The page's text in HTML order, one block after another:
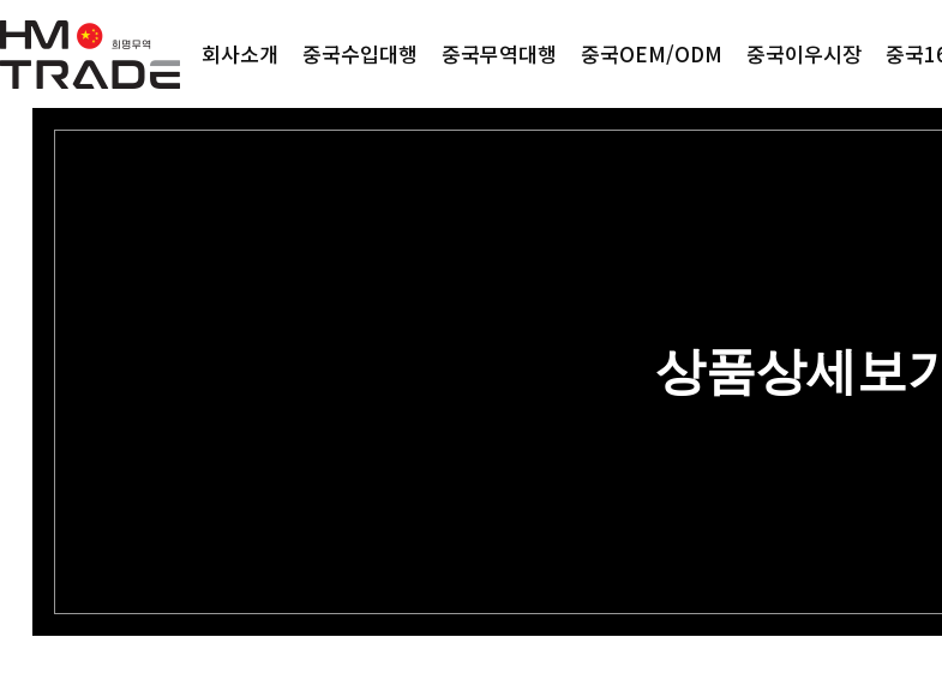
회사소개 중국수입대행 중국무역대행 중국OEM/ODM 중국이우시장 중국
상품상세보